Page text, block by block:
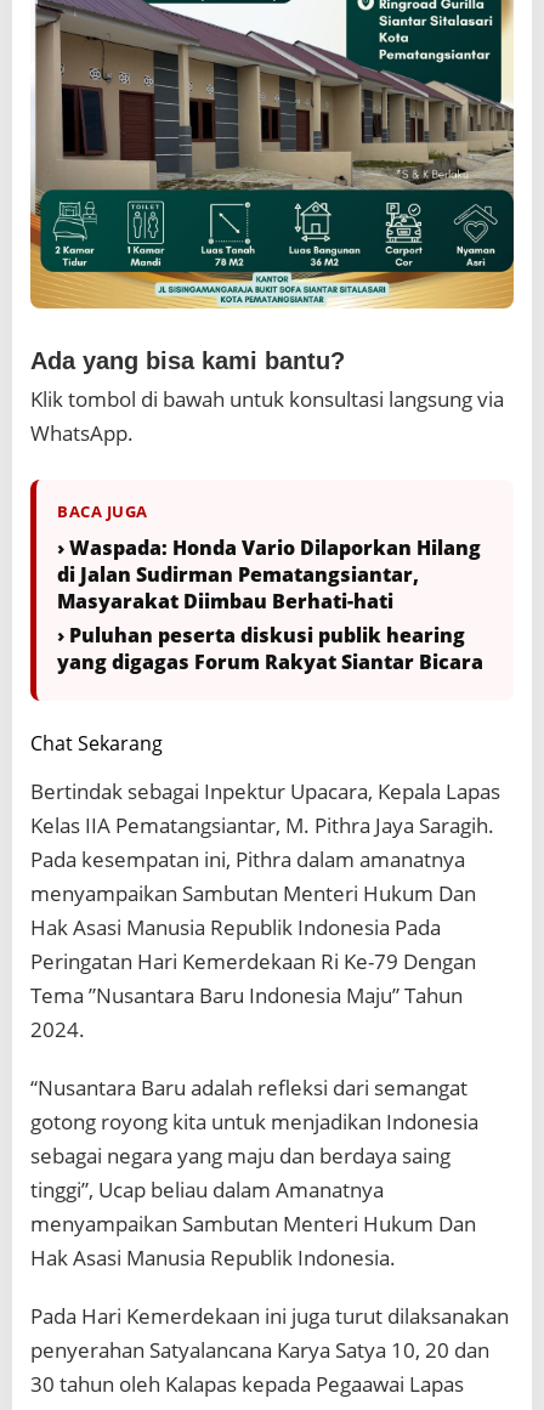
Ada yang bisa kami bantu?
Klik tombol di bawah untuk konsultasi langsung via
WhatsApp.
BACA JUGA
› Waspada: Honda Vario Dilaporkan Hilang
di Jalan Sudirman Pematangsiantar,
Masyarakat Diimbau Berhati-hati
› Puluhan peserta diskusi publik hearing
yang digagas Forum Rakyat Siantar Bicara
Chat Sekarang
Bertindak sebagai Inpektur Upacara, Kepala Lapas
Kelas IIA Pematangsiantar, M. Pithra Jaya Saragih.
Pada kesempatan ini, Pithra dalam amanatnya
menyampaikan Sambutan Menteri Hukum Dan
Hak Asasi Manusia Republik Indonesia Pada
Peringatan Hari Kemerdekaan Ri Ke-79 Dengan
Tema ”Nusantara Baru Indonesia Maju” Tahun
2024.
“Nusantara Baru adalah refleksi dari semangat
gotong royong kita untuk menjadikan Indonesia
sebagai negara yang maju dan berdaya saing
tinggi”, Ucap beliau dalam Amanatnya
menyampaikan Sambutan Menteri Hukum Dan
Hak Asasi Manusia Republik Indonesia.
Pada Hari Kemerdekaan ini juga turut dilaksanakan
penyerahan Satyalancana Karya Satya 10, 20 dan
30 tahun oleh Kalapas kepada Pegaawai Lapas